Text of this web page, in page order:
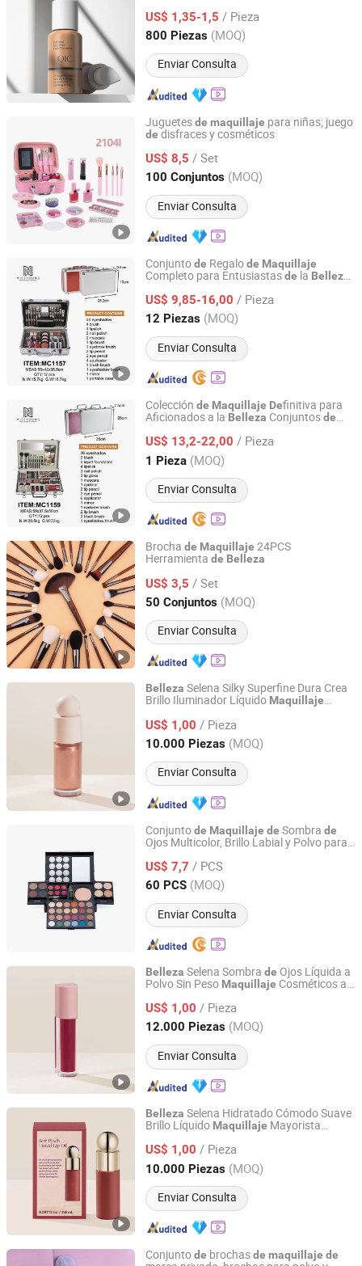
US$ 1,35-1,5 / Pieza
800 Piezas (MOQ)
Enviar Consulta
Zhejiang, China Desde 2010
Juguetesde maquillaje para niñas; juego
de disfraces y cosméticos
US$ 8,5 / Set
100 Conjuntos (MOQ)
Enviar Consulta
Yiwu AVA Co., Ltd.
Zhejiang, China Desde 2019
Conjuntode Regalode Maquillaje
Completo para Entusiastasde la Belleza
Maquillaje
US$ 9,85-16,00 / Pieza
12 Piezas (MOQ)
Enviar Consulta
Jinhua Xingrui Trading Firm
Zhejiang, China Desde 2025
Colección de Maquillaje Definitiva para
Aficionados a la Belleza Conjuntosde
US$ 13,2-22,00 / Pieza
1 Pieza (MOQ)
Enviar Consulta
Jinhua Xingrui Trading Firm
Zhejiang, China Desde 2025
Brocha de Maquillaje 24PCS
Herramienta de Belleza
US$ 3,5 / Set
50 Conjuntos (MOQ)
Enviar Consulta
Guangzhou King Style Trading Co., Ltd.
Guangdong, China Desde 2019
Belleza Selena Silky Superfine Dura Crea
Brillo Iluminador Líquido Maquillaje
US$ 1,00 / Pieza
10.000 Piezas (MOQ)
Enviar Consulta
Guangzhou Bo Xuan Ya Cosmetics Co., Ltd.
Guangdong, China Desde 2025
Conjuntode Maquillaje de Sombra de
Ojos Multicolor, Brillo Labial y Polvo para
US$ 7,7 / PCS
60 PCS (MOQ)
Enviar Consulta
Guangzhou JinMeiYuan Cosmetics Co., Ltd.
Guangdong, China Desde 2023
Belleza Selena Sombra de Ojos Líquida a
Polvo Sin Peso Maquillaje Cosméticos al
US$ 1,00 / Pieza
12.000 Piezas (MOQ)
Enviar Consulta
Guangzhou Bo Xuan Ya Cosmetics Co., Ltd.
Guangdong, China Desde 2025
Belleza Selena Hidratado Cómodo Suave
Brillo Líquido Maquillaje Mayorista
US$ 1,00 / Pieza
10.000 Piezas (MOQ)
Enviar Consulta
Guangzhou Bo Xuan Ya Cosmetics Co., Ltd.
Guangdong, China Desde 2025
Conjuntode brochasde maquillaje de